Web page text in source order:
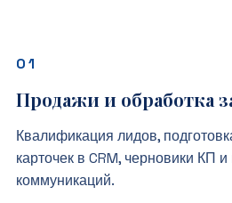
Продажи и обработка
Квалификация лидов,
карточек в CRM, черновики КП и
коммуникаций.